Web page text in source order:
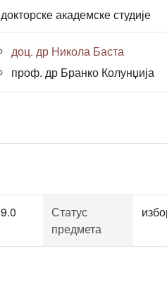
докторске академске студије
доц. др Никола Баста
проф. др Бранко Колунџија
9.0
Статус
предмета